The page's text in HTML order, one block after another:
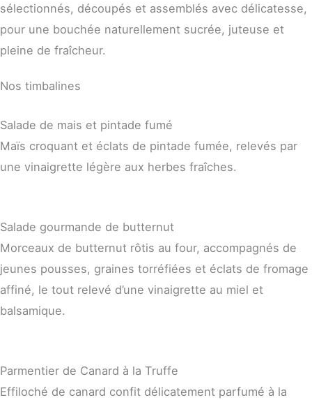
sélectionnés, découpés et assemblés avec délicatesse,
pour une bouchée naturellement sucrée, juteuse et
pleine de fraîcheur.
Nos timbalines
Salade de mais et pintade fumé
Maïs croquant et éclats de pintade fumée, relevés par
une vinaigrette légère aux herbes fraîches.
Salade gourmande de butternut
Morceaux de butternut rôtis au four, accompagnés de
jeunes pousses, graines torréfiées et éclats de fromage
affiné, le tout relevé d’une vinaigrette au miel et
balsamique.
Parmentier de Canard à la Truffe
Effiloché de canard confit délicatement parfumé à la